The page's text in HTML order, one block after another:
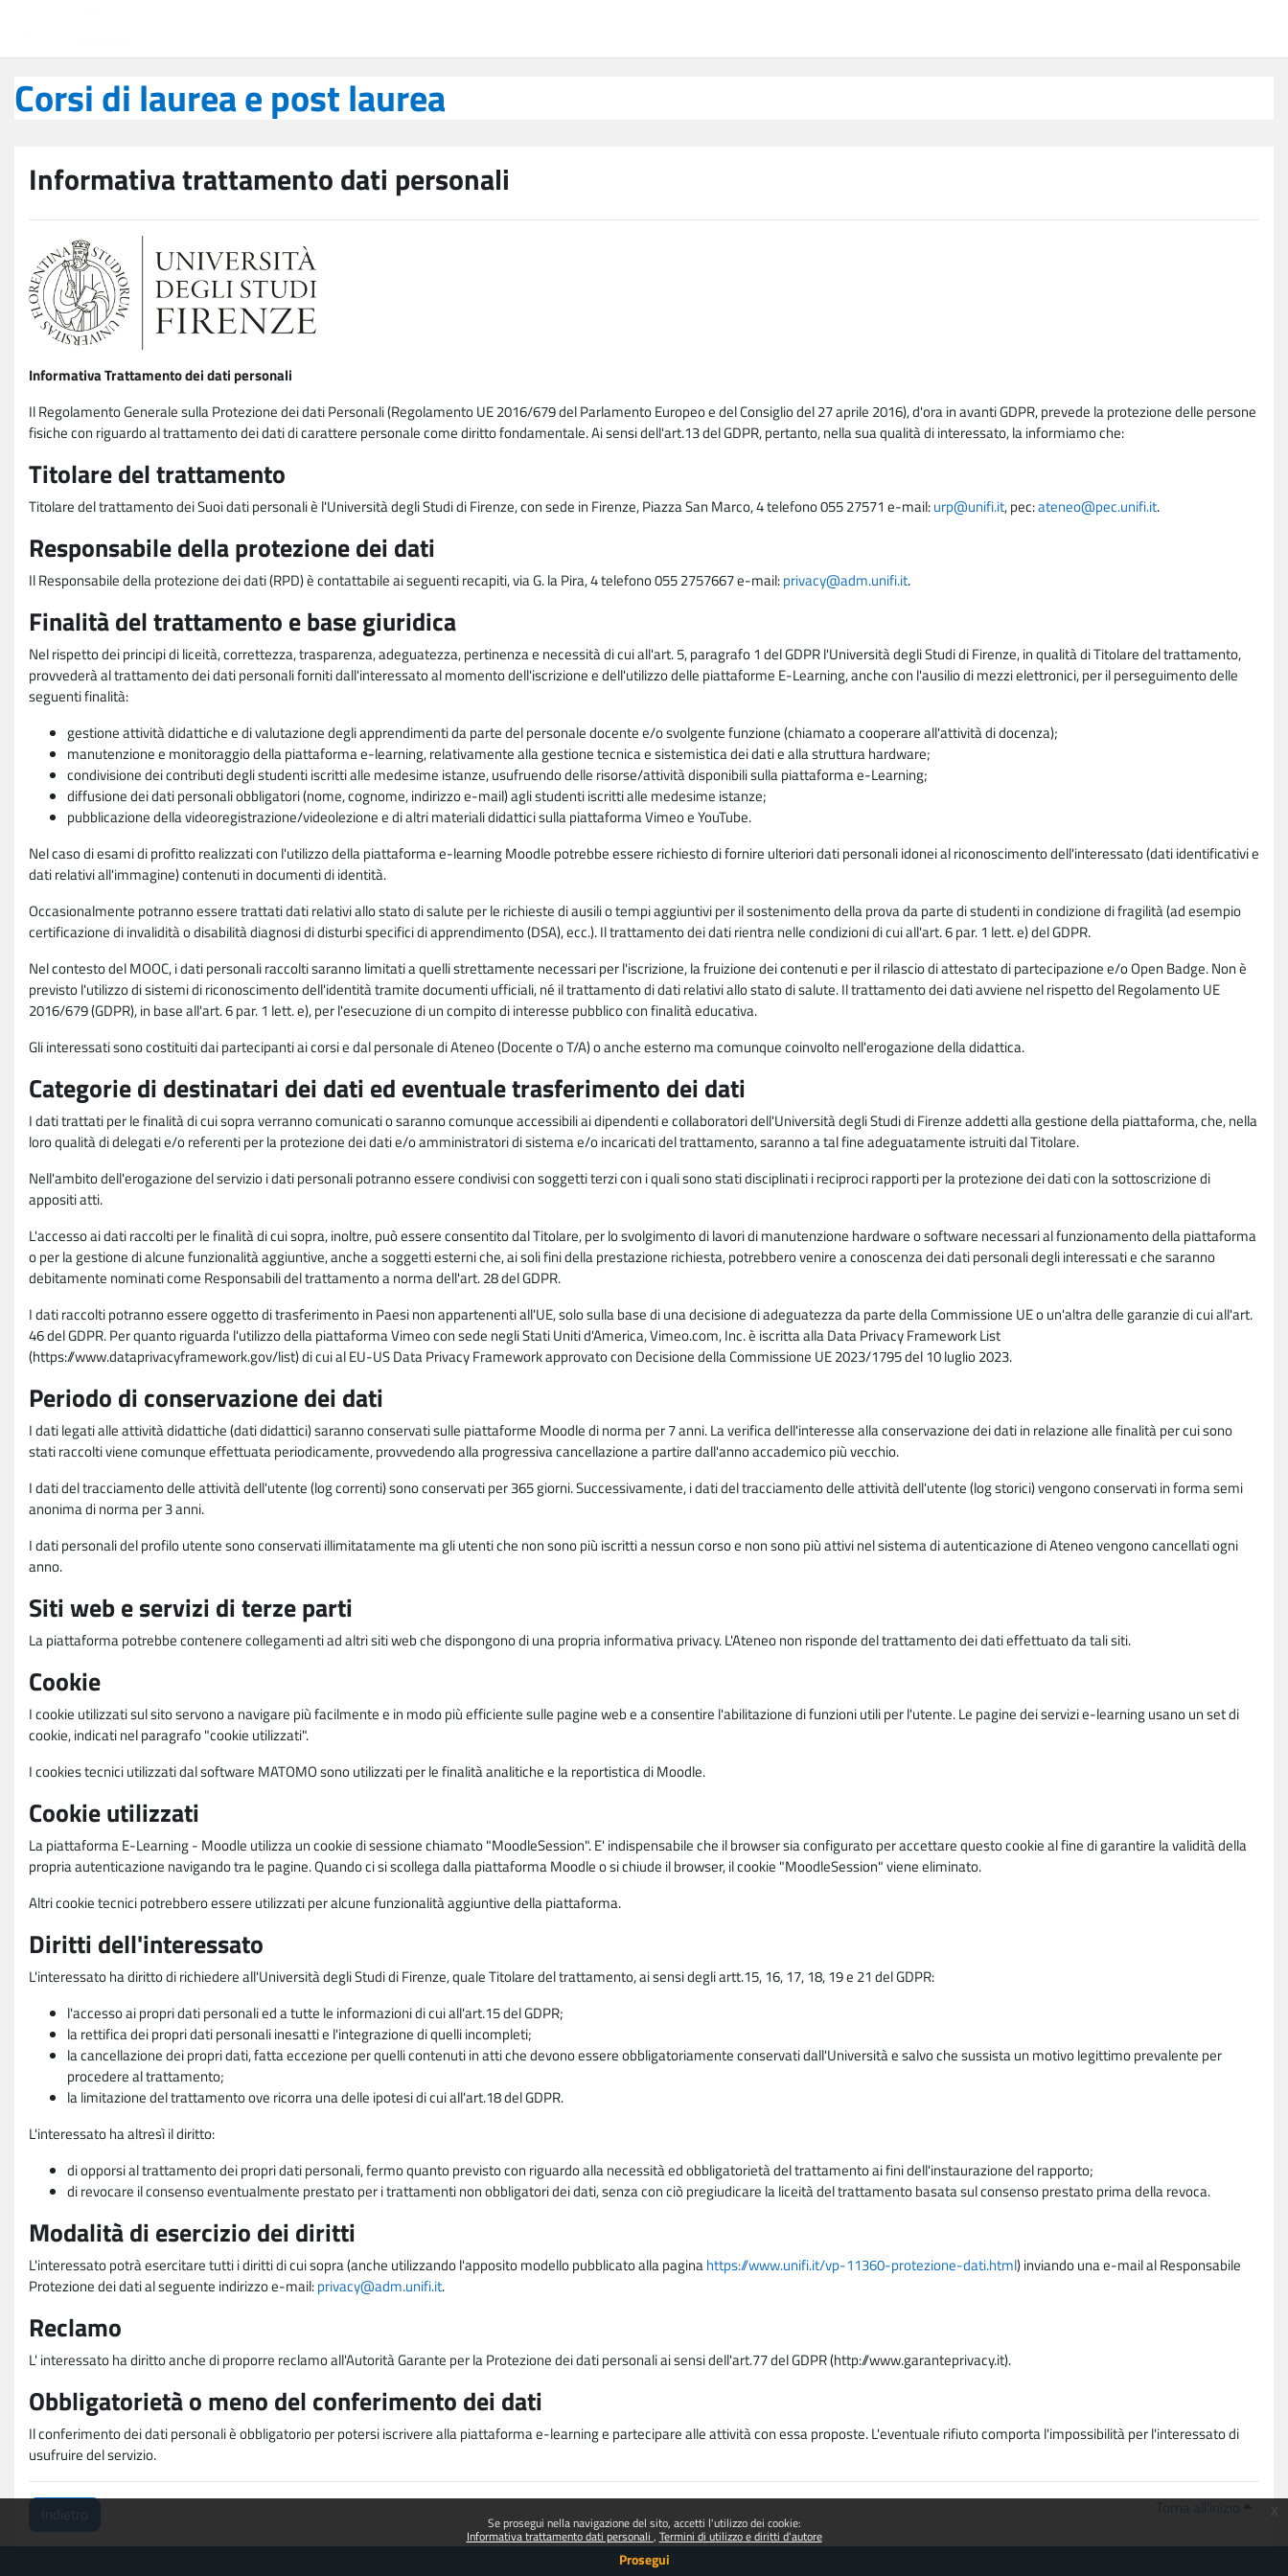
Se prosegui nella navigazione del sito, accetti l'utilizzo dei cookie:
Informativa trattamento dati personali Termini di utilizzo e diritti d'autore
Prosegui
Corsi di laurea e post laurea
Informativa trattamento dati personali
Informativa Trattamento dei dati personali
Il Regolamento Generale sulla Protezione dei dati Personali (Regolamento UE 2016/679 del Parlamento Europeo e del Consiglio del 27 aprile 2016), d'ora in avanti GDPR, prevede la protezione delle persone
fisiche con riguardo al trattamento dei dati di carattere personale come diritto fondamentale. Ai sensi dell'art.13 del GDPR, pertanto, nella sua qualità di interessato, la informiamo che:
Titolare del trattamento
Titolare del trattamento dei Suoi dati personali è l'Università degli Studi di Firenze, con sede in Firenze, Piazza San Marco, 4 telefono 055 27571 e-mail:urp@unifi.it, pec:ateneo@pec.unifi.it.
Responsabile della protezione dei dati
Il Responsabile della protezione dei dati (RPD) è contattabile ai seguenti recapiti, via G. la Pira, 4 telefono 055 2757667 e-mail:privacy@adm.unifi.it.
Finalità del trattamento e base giuridica
Nel rispetto dei principi di liceità, correttezza, trasparenza, adeguatezza, pertinenza e necessità di cui all'art. 5, paragrafo 1 del GDPR l'Università degli Studi di Firenze, in qualità di Titolare del trattamento,
provvederà al trattamento dei dati personali forniti dall'interessato al momento dell'iscrizione e dell'utilizzo delle piattaforme E-Learning, anche con l'ausilio di mezzi elettronici, per il perseguimento delle
seguenti finalità:
gestione attività didattiche e di valutazione degli apprendimenti da parte del personale docente e/o svolgente funzione (chiamato a cooperare all'attività di docenza);
manutenzione e monitoraggio della piattaforma e-learning, relativamente alla gestione tecnica e sistemistica dei dati e alla struttura hardware;
condivisione dei contributi degli studenti iscritti alle medesime istanze, usufruendo delle risorse/attività disponibili sulla piattaforma e-Learning;
diffusione dei dati personali obbligatori (nome, cognome, indirizzo e-mail) agli studenti iscritti alle medesime istanze;
pubblicazione della videoregistrazione/videolezione e di altri materiali didattici sulla piattaforma Vimeo e YouTube.
Nel caso di esami di profitto realizzati con l'utilizzo della piattaforma e-learning Moodle potrebbe essere richiesto di fornire ulteriori dati personali idonei al riconoscimento dell'interessato (dati identificativi e
dati relativi all'immagine) contenuti in documenti di identità.
Occasionalmente potranno essere trattati dati relativi allo stato di salute per le richieste di ausili o tempi aggiuntivi per il sostenimento della prova da parte di studenti in condizione di fragilità (ad esempio
certificazione di invalidità o disabilità diagnosi di disturbi specifici di apprendimento (DSA), ecc.). Il trattamento dei dati rientra nelle condizioni di cui all'art. 6 par. 1 lett. e) del GDPR.
Nel contesto del MOOC, i dati personali raccolti saranno limitati a quelli strettamente necessari per l'iscrizione, la fruizione dei contenuti e per il rilascio di attestato di partecipazione e/o Open Badge. Non è
previsto l'utilizzo di sistemi di riconoscimento dell'identità tramite documenti ufficiali, né il trattamento di dati relativi allo stato di salute. Il trattamento dei dati avviene nel rispetto del Regolamento UE
2016/679 (GDPR), in base all'art. 6 par. 1 lett. e), per l'esecuzione di un compito di interesse pubblico con finalità educativa.
Gli interessati sono costituiti dai partecipanti ai corsi e dal personale di Ateneo (Docente o T/A) o anche esterno ma comunque coinvolto nell'erogazione della didattica.
Categorie di destinatari dei dati ed eventuale trasferimento dei dati
I dati trattati per le finalità di cui sopra verranno comunicati o saranno comunque accessibili ai dipendenti e collaboratori dell'Università degli Studi di Firenze addetti alla gestione della piattaforma, che, nella
loro qualità di delegati e/o referenti per la protezione dei dati e/o amministratori di sistema e/o incaricati del trattamento, saranno a tal fine adeguatamente istruiti dal Titolare.
Nell'ambito dell'erogazione del servizio i dati personali potranno essere condivisi con soggetti terzi con i quali sono stati disciplinati i reciproci rapporti per la protezione dei dati con la sottoscrizione di
appositi atti.
L'accesso ai dati raccolti per le finalità di cui sopra, inoltre, può essere consentito dal Titolare, per lo svolgimento di lavori di manutenzione hardware o software necessari al funzionamento della piattaforma
o per la gestione di alcune funzionalità aggiuntive, anche a soggetti esterni che, ai soli fini della prestazione richiesta, potrebbero venire a conoscenza dei dati personali degli interessati e che saranno
debitamente nominati come Responsabili del trattamento a norma dell'art. 28 del GDPR.
I dati raccolti potranno essere oggetto di trasferimento in Paesi non appartenenti all'UE, solo sulla base di una decisione di adeguatezza da parte della Commissione UE o un'altra delle garanzie di cui all'art.
46 del GDPR. Per quanto riguarda l'utilizzo della piattaforma Vimeo con sede negli Stati Uniti d'America, Vimeo.com, Inc. è iscritta alla Data Privacy Framework List
(https://www.dataprivacyframework.gov/list) di cui al EU-US Data Privacy Framework approvato con Decisione della Commissione UE 2023/1795 del 10 luglio 2023.
Periodo di conservazione dei dati
I dati legati alle attività didattiche (dati didattici) saranno conservati sulle piattaforme Moodle di norma per 7 anni. La verifica dell'interesse alla conservazione dei dati in relazione alle finalità per cui sono
stati raccolti viene comunque effettuata periodicamente, provvedendo alla progressiva cancellazione a partire dall'anno accademico più vecchio.
I dati del tracciamento delle attività dell'utente (log correnti) sono conservati per 365 giorni. Successivamente, i dati del tracciamento delle attività dell'utente (log storici) vengono conservati in forma semi
anonima di norma per 3 anni.
I dati personali del profilo utente sono conservati illimitatamente ma gli utenti che non sono più iscritti a nessun corso e non sono più attivi nel sistema di autenticazione di Ateneo vengono cancellati ogni
anno.
Siti web e servizi di terze parti
La piattaforma potrebbe contenere collegamenti ad altri siti web che dispongono di una propria informativa privacy. L'Ateneo non risponde del trattamento dei dati effettuato da tali siti.
Cookie
I cookie utilizzati sul sito servono a navigare più facilmente e in modo più efficiente sulle pagine web e a consentire l'abilitazione di funzioni utili per l'utente. Le pagine dei servizi e-learning usano un set di
cookie, indicati nel paragrafo "cookie utilizzati".
I cookies tecnici utilizzati dal software MATOMO sono utilizzati per le finalità analitiche e la reportistica di Moodle.
Cookie utilizzati
La piattaforma E-Learning - Moodle utilizza un cookie di sessione chiamato "MoodleSession". E' indispensabile che il browser sia configurato per accettare questo cookie al fine di garantire la validità della
propria autenticazione navigando tra le pagine. Quando ci si scollega dalla piattaforma Moodle o si chiude il browser, il cookie "MoodleSession" viene eliminato.
Altri cookie tecnici potrebbero essere utilizzati per alcune funzionalità aggiuntive della piattaforma.
Diritti dell'interessato
L'interessato ha diritto di richiedere all'Università degli Studi di Firenze, quale Titolare del trattamento, ai sensi degli artt.15, 16, 17, 18, 19 e 21 del GDPR:
l'accesso ai propri dati personali ed a tutte le informazioni di cui all'art.15 del GDPR;
la rettifica dei propri dati personali inesatti e l'integrazione di quelli incompleti;
la cancellazione dei propri dati, fatta eccezione per quelli contenuti in atti che devono essere obbligatoriamente conservati dall'Università e salvo che sussista un motivo legittimo prevalente per
procedere al trattamento;
la limitazione del trattamento ove ricorra una delle ipotesi di cui all'art.18 del GDPR.
L'interessato ha altresì il diritto:
di opporsi al trattamento dei propri dati personali, fermo quanto previsto con riguardo alla necessità ed obbligatorietà del trattamento ai fini dell'instaurazione del rapporto;
di revocare il consenso eventualmente prestato per i trattamenti non obbligatori dei dati, senza con ciò pregiudicare la liceità del trattamento basata sul consenso prestato prima della revoca.
Modalità di esercizio dei diritti
L'interessato potrà esercitare tutti i diritti di cui sopra (anche utilizzando l'apposito modello pubblicato alla paginahttps://www.unifi.it/vp-11360-protezione-dati.html) inviando una e-mail al Responsabile
Protezione dei dati al seguente indirizzo e-mail:privacy@adm.unifi.it.
Reclamo
L' interessato ha diritto anche di proporre reclamo all'Autorità Garante per la Protezione dei dati personali ai sensi dell'art.77 del GDPR (http://www.garanteprivacy.it).
Obbligatorietà o meno del conferimento dei dati
Il conferimento dei dati personali è obbligatorio per potersi iscrivere alla piattaforma e-learning e partecipare alle attività con essa proposte. L'eventuale rifiuto comporta l'impossibilità per l'interessato di
usufruire del servizio.
Indietro Torna all'inizio